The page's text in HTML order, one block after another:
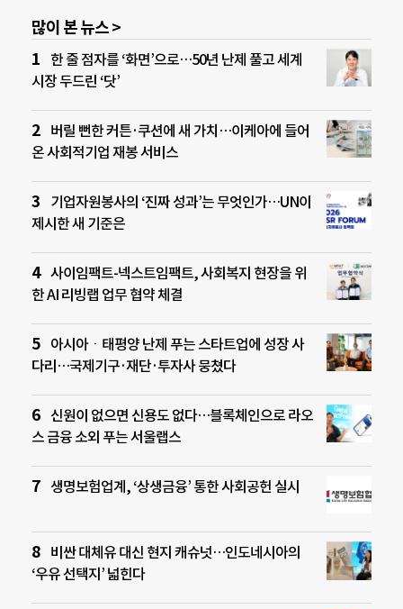
많이 본 뉴스 >
한 줄 점자를 ‘화면’으로…50년 난제 풀고 세계
시장 두드린 ‘닷’
버릴 뻔한 커튼·쿠션에 새 가치…이케아에 들어
온 사회적기업 재봉 서비스
기업자원봉사의 ‘진짜 성과’는 무엇인가…UN이
제시한 새 기준은
사이임팩트-넥스트임팩트, 사회복지 현장을 위
한 AI 리빙랩 업무 협약 체결
아시아ㆍ태평양 난제 푸는 스타트업에 성장 사
다리…국제기구·재단·투자사 뭉쳤다
신원이 없으면 신용도 없다…블록체인으로 라오
스 금융 소외 푸는 서울랩스
생명보험업계, ‘상생금융’ 통한 사회공헌 실시
비싼 대체유 대신 현지 캐슈넛…인도네시아의
‘우유 선택지’ 넓힌다